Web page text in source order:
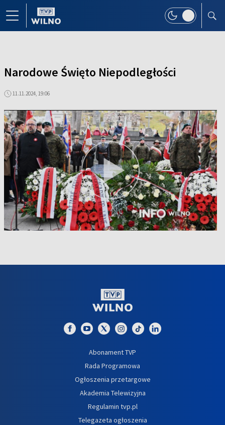
Narodowe Święto Niepodległości
11.11.2024, 19:06
Abonament TVP
Rada Programowa
Ogłoszenia przetargowe
Akademia Telewizyjna
Regulamin tvp.pl
Telegazeta ogłoszenia